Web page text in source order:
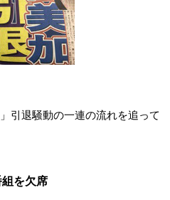
引退騒動の一連の流れを追って
を欠席